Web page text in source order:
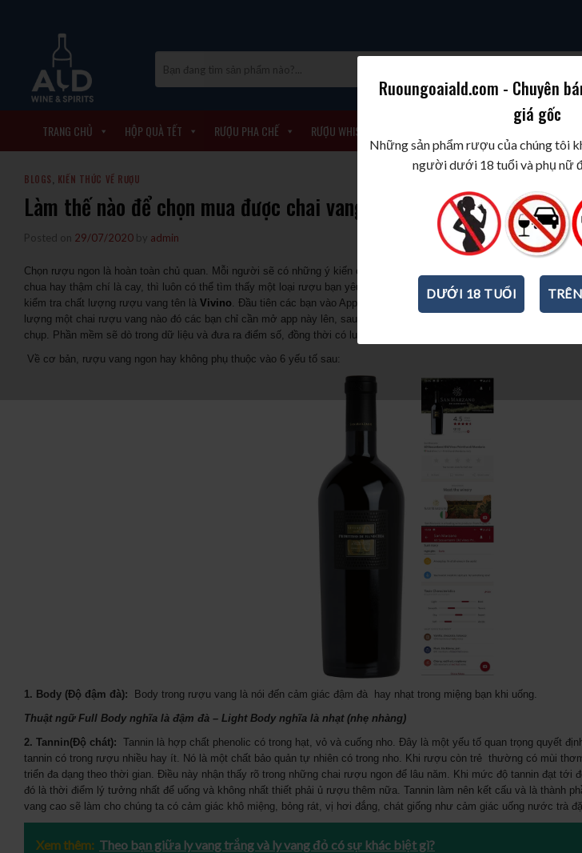
kiếm:
TRANG CHỦ HỘP QUÀ TẾT RƯỢU PHA CHẾ RƯỢU WHISKY
BLOGS KIẾN THỨC VỀ RƯỢU
Làm thế nào để chọn mua được chai vang phù hợp nhất với khẩu vị
Posted on 29/07/2020 by admin
Chọn rượu ngon là hoàn toàn chủ quan. Mỗi người sẽ có những ý kiến cảm nhận về rượu vang ngon khác nhau. Cho
chua hay thậm chí là cay, thì luôn có thể tìm thấy một loại rượu bạn yêu thích. Muốn chọn được một chai rượu vang
kiểm tra chất lượng rượu vang tên là Vivino . Đầu tiên các bạn vào Apple Store hoặc Google Play gõ Vivino, sau đó
lượng một chai rượu vang nào đó các bạn chỉ cần mở app này lên, sau đó hướng ống kính trong app sao cho bao trọn
chụp. Phần mềm sẽ dò trong dữ liệu và đưa ra điểm số, đồng thời có luôn giá tiền, các nhận xét, đánh giá về chai rượu
Về cơ bản, rượu vang ngon hay không phụ thuộc vào 6 yếu tố sau:
1. Body (Độ đậm đà): Body trong rượu vang là nói đến cảm giác đậm đà hay nhạt trong miệng bạn khi uống.
Thuật ngữ Full Body nghĩa là đậm đà – Light Body nghĩa là nhạt (nhẹ nhàng)
2. Tannin(Độ chát): Tannin là hợp chất phenolic có trong hạt, vỏ và cuống nho. Đây là một yếu tố quan trọng quyết
tannin có trong rượu nhiều hay ít. Nó là một chất bảo quản tự nhiên có trong nho. Khi rượu còn trẻ thường có mùi
triển đa dạng theo thời gian. Điều này nhận thấy rõ trong những chai rượu ngon để lâu năm. Khi mức độ tannin đạt tới
đó là thời điểm lý tưởng nhất để uống và không nhất thiết phải ủ rượu thêm nữa. Tannin làm nên kết cấu và là thành
vang cao sẽ làm cho chúng ta có cảm giác khô miệng, bỏng rát, vị hơi đắng, chát giống như cảm giác uống nước trà
Xem thêm: Theo bạn giữa ly vang trắng và ly vang đỏ có sự khác biệt gì?
Ruoungoaiald.com - Chuyên
giá gốc
Những sản phẩm rượu của chúng tôi
người dưới 18 tuổi và phụ nữ
DƯỚI 18 TUỔI